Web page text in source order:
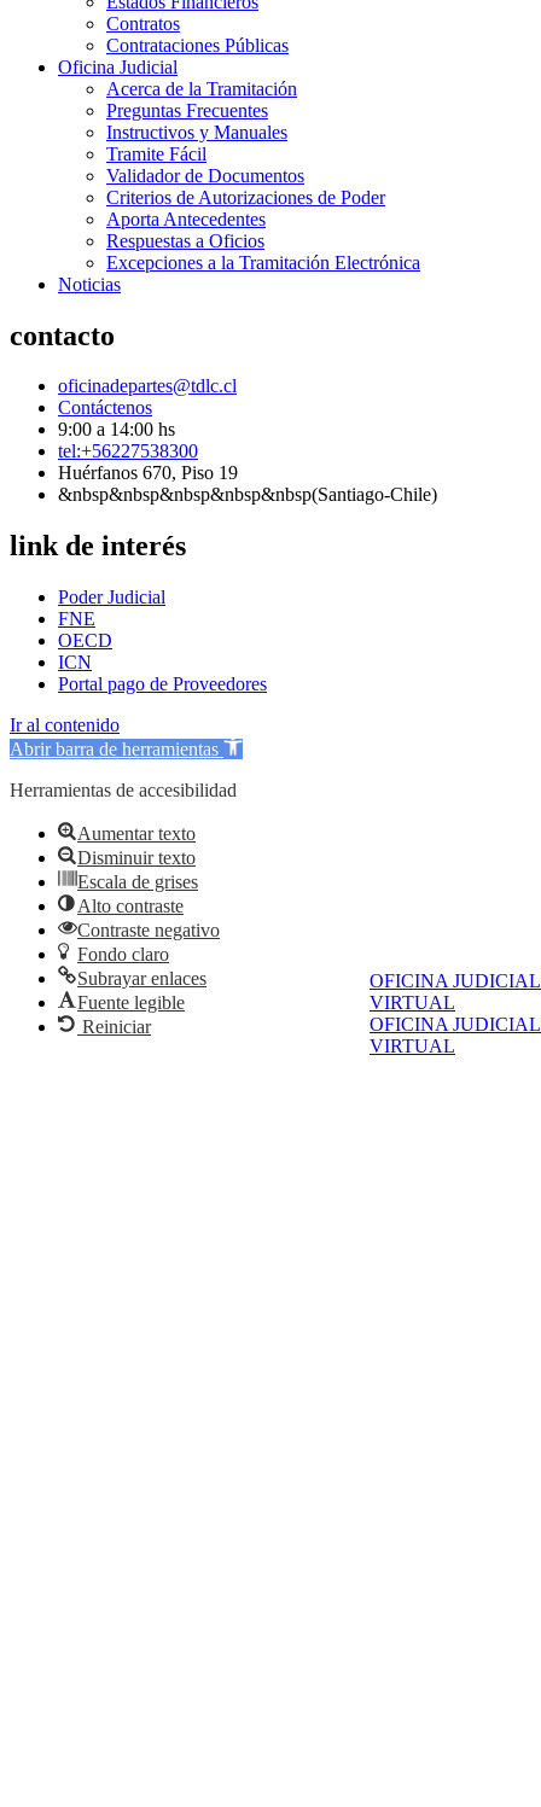
OFICINA JUDICIAL
VIRTUAL
OFICINA JUDICIAL
VIRTUAL
Contratos
Contrataciones Públicas
Oficina Judicial
Acerca de la Tramitación
Preguntas Frecuentes
Instructivos y Manuales
Tramite Fácil
Validador de Documentos
Criterios de Autorizaciones de Poder
Aporta Antecedentes
Respuestas a Oficios
Excepciones a la Tramitación Electrónica
Noticias
contacto
oficinadepartes@tdlc.cl
Contáctenos
9:00 a 14:00 hs
tel:+56227538300
Huérfanos 670, Piso 19
&nbsp&nbsp&nbsp&nbsp&nbsp(Santiago-Chile)
link de interés
Poder Judicial
FNE
OECD
ICN
Portal pago de Proveedores
Ir al contenido
Abrir barra de herramientas
Herramientas de accesibilidad
Aumentar texto
Disminuir texto
Escala de grises
Alto contraste
Contraste negativo
Fondo claro
Subrayar enlaces
Fuente legible
Reiniciar